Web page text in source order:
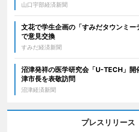
山口宇部経済新聞
文花で学生企画の「すみだタウンミ
で意見交換
すみだ経済新聞
沼津発祥の医学研究会「U-TECH」
津市長を表敬訪問
沼津経済新聞
プレスリリース